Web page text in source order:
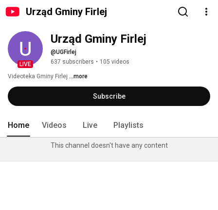
Urząd Gminy Firlej
LIVE
Urząd Gminy Firlej
@UGFirlej
637 subscribers • 105 videos
Videoteka Gminy Firlej ...more
Subscribe
Home Videos Live Playlists
This channel doesn't have any content